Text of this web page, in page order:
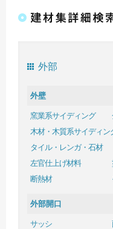
外部
外壁
窯業系サイディング
木材・木質系サイディン
タイル・レンガ・石材
左官仕上げ材料
断熱材
外部開口
サッシ